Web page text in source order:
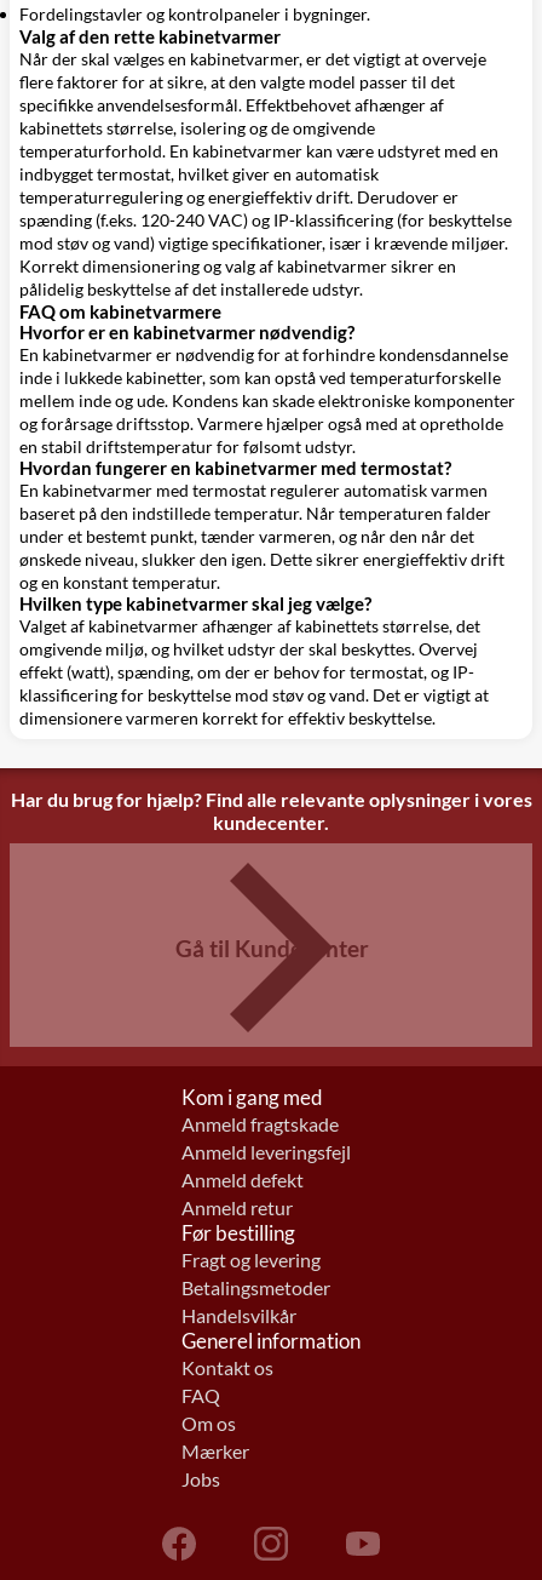
Fordelingstavler og kontrolpaneler i bygninger.
Valg af den rette kabinetvarmer
Når der skal vælges en kabinetvarmer, er det vigtigt at overveje
flere faktorer for at sikre, at den valgte model passer til det
specifikke anvendelsesformål. Effektbehovet afhænger af
kabinettets størrelse, isolering og de omgivende
temperaturforhold. En kabinetvarmer kan være udstyret med en
indbygget termostat, hvilket giver en automatisk
temperaturregulering og energieffektiv drift. Derudover er
spænding (f.eks. 120-240 VAC) og IP-klassificering (for beskyttelse
mod støv og vand) vigtige specifikationer, især i krævende miljøer.
Korrekt dimensionering og valg af kabinetvarmer sikrer en
pålidelig beskyttelse af det installerede udstyr.
FAQ om kabinetvarmere
Hvorfor er en kabinetvarmer nødvendig?
En kabinetvarmer er nødvendig for at forhindre kondensdannelse
inde i lukkede kabinetter, som kan opstå ved temperaturforskelle
mellem inde og ude. Kondens kan skade elektroniske komponenter
og forårsage driftsstop. Varmere hjælper også med at opretholde
en stabil driftstemperatur for følsomt udstyr.
Hvordan fungerer en kabinetvarmer med termostat?
En kabinetvarmer med termostat regulerer automatisk varmen
baseret på den indstillede temperatur. Når temperaturen falder
under et bestemt punkt, tænder varmeren, og når den når det
ønskede niveau, slukker den igen. Dette sikrer energieffektiv drift
og en konstant temperatur.
Hvilken type kabinetvarmer skal jeg vælge?
Valget af kabinetvarmer afhænger af kabinettets størrelse, det
omgivende miljø, og hvilket udstyr der skal beskyttes. Overvej
effekt (watt), spænding, om der er behov for termostat, og IP-
klassificering for beskyttelse mod støv og vand. Det er vigtigt at
dimensionere varmeren korrekt for effektiv beskyttelse.
Har du brug for hjælp? Find alle relevante oplysninger i vores
kundecenter.
Gå til Kundecenter
Kom i gang med
Anmeld fragtskade
Anmeld leveringsfejl
Anmeld defekt
Anmeld retur
Før bestilling
Fragt og levering
Betalingsmetoder
Handelsvilkår
Generel information
Kontakt os
FAQ
Om os
Mærker
Jobs